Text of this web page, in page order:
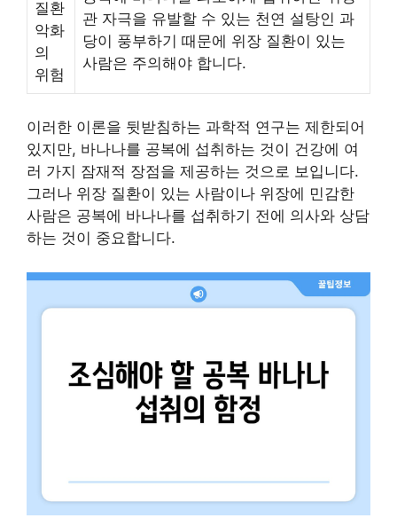
질환
악화
의
위험
관 자극을 유발할 수 있는 천연 설탕인 과
당이 풍부하기 때문에 위장 질환이 있는
사람은 주의해야 합니다.
이러한 이론을 뒷받침하는 과학적 연구는 제한되어
있지만, 바나나를 공복에 섭취하는 것이 건강에 여
러 가지 잠재적 장점을 제공하는 것으로 보입니다.
그러나 위장 질환이 있는 사람이나 위장에 민감한
사람은 공복에 바나나를 섭취하기 전에 의사와 상담
하는 것이 중요합니다.